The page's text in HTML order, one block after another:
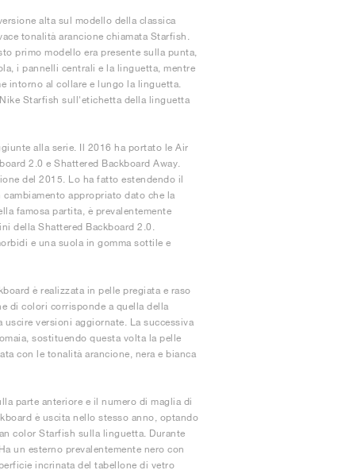
alta sul modello della classica
tonalità arancione chiamata Starfish.
primo modello era presente sulla punta,
i pannelli centrali e la linguetta, mentre
intorno al collare e lungo la linguetta.
Starfish sull'etichetta della linguetta
alla serie. Il 2016 ha portato le Air
2.0 e Shattered Backboard Away.
del 2015. Lo ha fatto estendendo il
appropriato dato che la
famosa partita, è prevalentemente
della Shattered Backboard 2.0.
e una suola in gomma sottile e
è realizzata in pelle pregiata e raso
di colori corrisponde a quella della
versioni aggiornate. La successiva
sostituendo questa volta la pelle
con le tonalità arancione, nera e bianca
parte anteriore e il numero di maglia di
è uscita nello stesso anno, optando
color Starfish sulla linguetta. Durante
un esterno prevalentemente nero con
incrinata del tabellone di vetro